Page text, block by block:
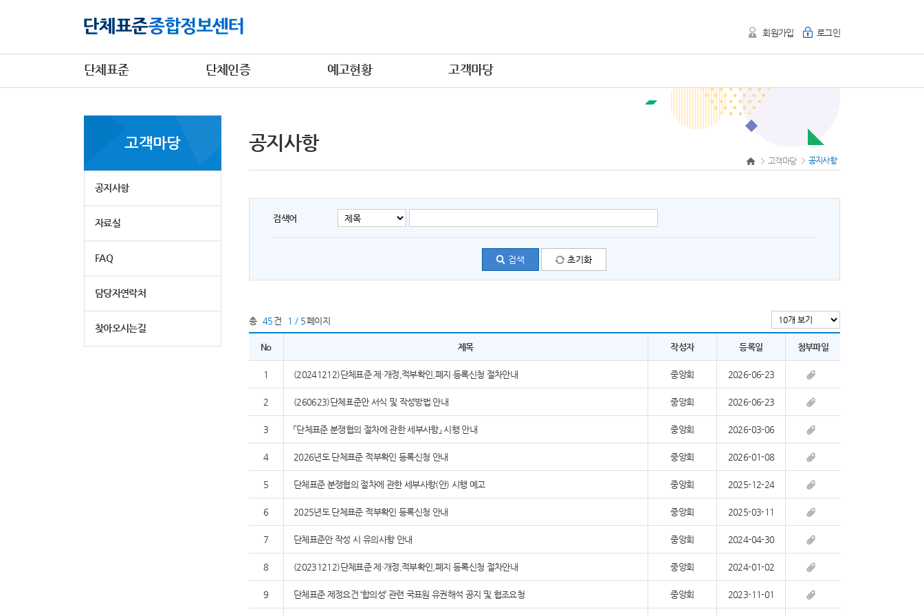
회원가입 로그인
단체표준 단체인증 예고현황 고객마당
고객마당
공지사항
자료실
FAQ
담당자연락처
찾아오시는길
공지사항
고객마당 공지사항
검색어
총 45 건 1 / 5페이지
No 제목 작성자 등록일 첨부파일
1 (20241212)단체표준 제·개정,적부확인,폐지 등록신청 절차안내 중앙회 2026-06-23
2 (260623)단체표준안 서식 및 작성방법 안내 중앙회 2026-06-23
3 「단체표준 분쟁협의 절차에 관한 세부사항」 시행 안내 중앙회 2026-03-06
4 2026년도 단체표준 적부확인 등록신청 안내 중앙회 2026-01-08
5 단체표준 분쟁협의 절차에 관한 세부사항(안) 시행 예고 중앙회 2025-12-24
6 2025년도 단체표준 적부확인 등록신청 안내 중앙회 2025-03-11
7 단체표준안 작성 시 유의사항 안내 중앙회 2024-04-30
8 (20231212)단체표준 제·개정,적부확인,폐지 등록신청 절차안내 중앙회 2024-01-02
9 단체표준 제정요건 ‘합의성’ 관련 국표원 유권해석 공지 및 협조요청 중앙회 2023-11-01